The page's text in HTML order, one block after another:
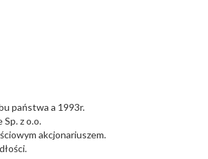
państwa a 1993r.
z o.o.
akcjonariuszem.